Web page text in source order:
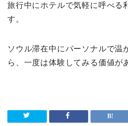
旅行中にホテルで気軽に呼べる
す。
ソウル滞在中にパーソナルで温
ら、一度は体験してみる価値が